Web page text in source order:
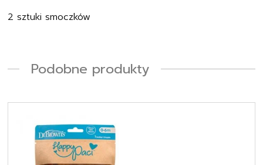
2 sztuki smoczków
Podobne produkty